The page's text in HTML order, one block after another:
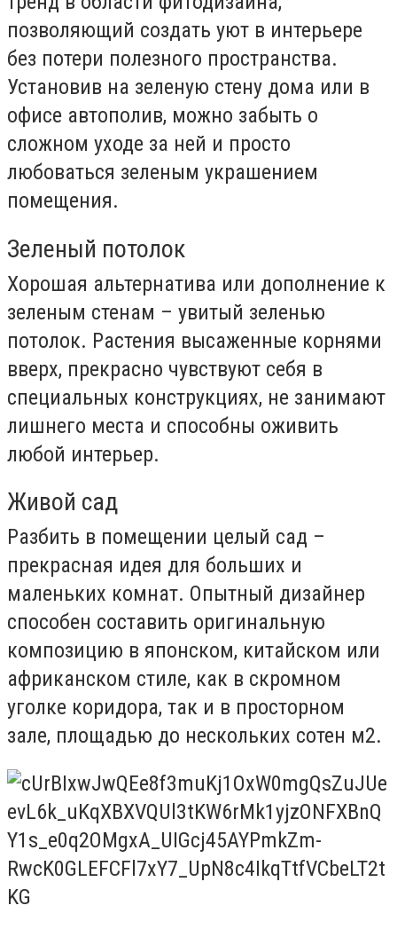
позволяющий создать уют в интерьере
без потери полезного пространства.
Установив на зеленую стену дома или в
офисе автополив, можно забыть о
сложном уходе за ней и просто
любоваться зеленым украшением
помещения.
Зеленый потолок
Хорошая альтернатива или дополнение к
зеленым стенам – увитый зеленью
потолок. Растения высаженные корнями
вверх, прекрасно чувствуют себя в
специальных конструкциях, не занимают
лишнего места и способны оживить
любой интерьер.
Живой сад
Разбить в помещении целый сад –
прекрасная идея для больших и
маленьких комнат. Опытный дизайнер
способен составить оригинальную
композицию в японском, китайском или
африканском стиле, как в скромном
уголке коридора, так и в просторном
зале, площадью до нескольких сотен м2.